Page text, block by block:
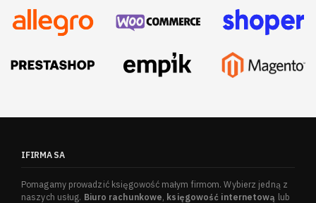
IFIRMA SA
Pomagamy prowadzić księgowość małym firmom. Wybierz jedną z
naszych usług. Biuro rachunkowe, księgowość internetową lub